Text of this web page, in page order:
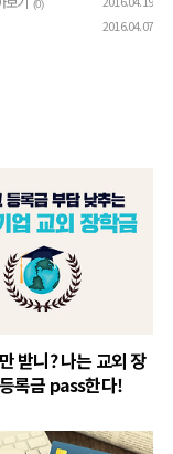
(0)
2016.04.07
받니? 나는 교외 장
록금 pass한다!